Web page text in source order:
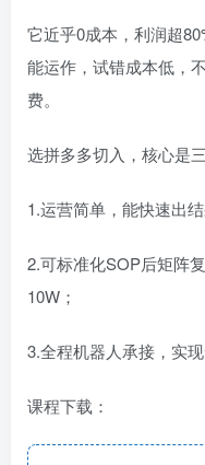
它近乎0成本，利润超
能运作，试错成本低，
费。
选拼多多切入，核心是
1.运营简单，能快速出结
2.可标准化SOP后矩阵
10W；
3.全程机器人承接，实
课程下载：